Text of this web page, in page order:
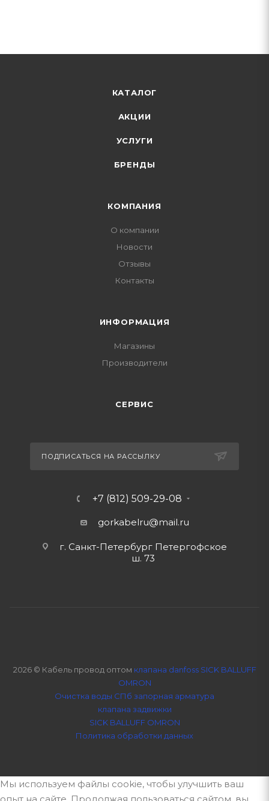
КАТАЛОГ
АКЦИИ
УСЛУГИ
БРЕНДЫ
КОМПАНИЯ
О компании
Новости
Отзывы
Контакты
ИНФОРМАЦИЯ
Магазины
Производители
СЕРВИС
ПОДПИСАТЬСЯ НА РАССЫЛКУ
+7 (812) 509-29-08
gorkabelru@mail.ru
г. Санкт-Петербург Петергофское
ш. 73
2026 © Кабель провод оптом клапана danfoss SICK BALLUFF
OMRON
Очистка воды СПб запорная арматура
клапана задвижки
SICK BALLUFF OMRON
Политика обработки данных
Мы используем файлы cookie, чтобы улучшить ваш